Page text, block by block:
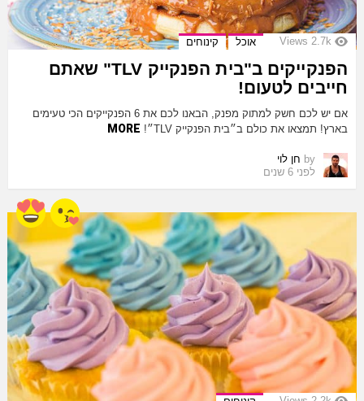
2.7k
Views אוכל קינוחים
הפנקייקים ב"בית הפנקייק TLV" שאתם
חייבים לטעום!
אם יש לכם חשק למתוק מפנק, הבאנו לכם את 6 הפנקייקים הכי טעימים
בארץ! תמצאו את כולם ב״בית הפנקייק TLV״!
MORE
by חן לוי
לפני 6 שנים